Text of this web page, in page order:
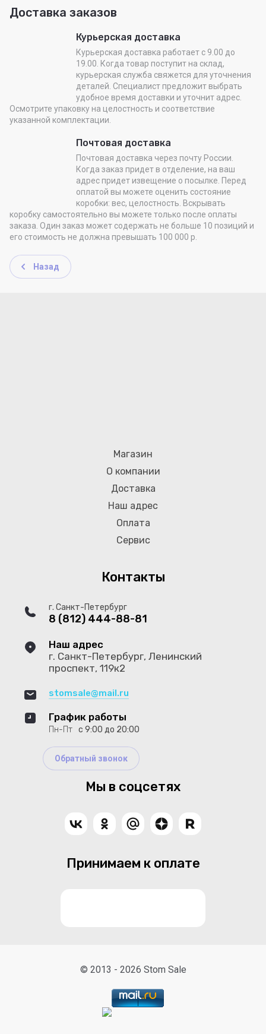
Доставка заказов
Курьерская доставка
Курьерская доставка работает с 9.00 до
19.00. Когда товар поступит на склад,
курьерская служба свяжется для уточнения
деталей. Специалист предложит выбрать
удобное время доставки и уточнит адрес.
Осмотрите упаковку на целостность и соответствие
указанной комплектации.
Почтовая доставка
Почтовая доставка через почту России.
Когда заказ придет в отделение, на ваш
адрес придет извещение о посылке. Перед
оплатой вы можете оценить состояние
коробки: вес, целостность. Вскрывать
коробку самостоятельно вы можете только после оплаты
заказа. Один заказ может содержать не больше 10 позиций и
его стоимость не должна превышать 100 000 р.
Назад
Магазин
О компании
Доставка
Наш адрес
Оплата
Сервис
Контакты
г. Санкт-Петербург
8 (812) 444-88-81
Наш адрес
г. Санкт-Петербург, Ленинский
проспект, 119к2
stomsale@mail.ru
График работы
Пн-Пт с 9:00 до 20:00
Обратный звонок
Мы в соцсетях
Принимаем к оплате
© 2013 - 2026 Stom Sale